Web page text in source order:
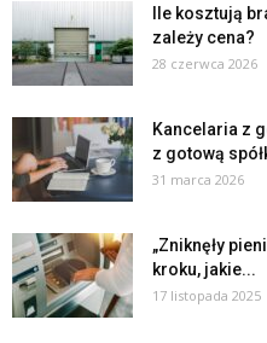
Ile kosztują
zależy cena?
28 czerwca 2026
Kancelaria z
z gotową
31 marca 2026
„Zniknęły
kroku, jakie...
17 listopada 2025